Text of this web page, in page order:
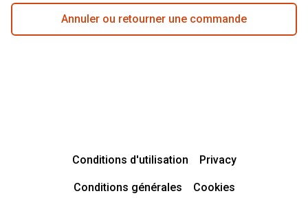
Annuler ou retourner une commande
Conditions d'utilisation Privacy
Conditions générales Cookies